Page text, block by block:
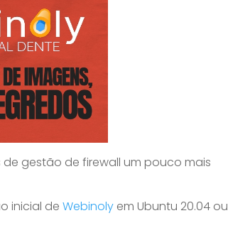
de gestão de firewall um pouco mais
inicial deWebinoly em Ubuntu 20.04 ou